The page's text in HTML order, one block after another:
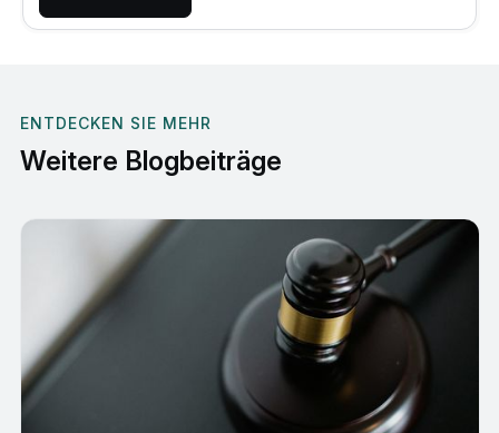
ENTDECKEN SIE MEHR
Weitere Blogbeiträge